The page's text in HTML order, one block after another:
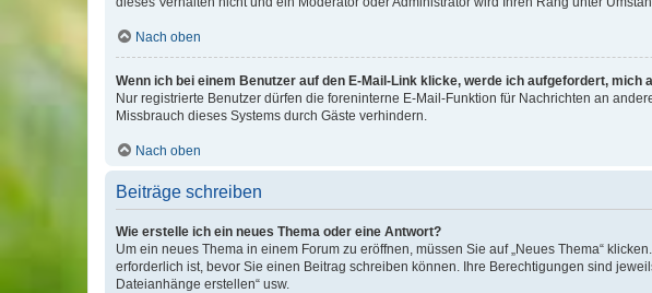
Nach oben
Wenn ich bei einem Benutzer auf den E-Mail-Link klicke, werde ich aufgefordert, mich
Nur registrierte Benutzer dürfen die foreninterne E-Mail-Funktion für Nachrichten an
Missbrauch dieses Systems durch Gäste verhindern.
Nach oben
Beiträge schreiben
Wie erstelle ich ein neues Thema oder eine Antwort?
Um ein neues Thema in einem Forum zu eröffnen, müssen Sie auf „Neues Thema“
erforderlich ist, bevor Sie einen Beitrag schreiben können. Ihre Berechtigungen sind
Dateianhänge erstellen“ usw.